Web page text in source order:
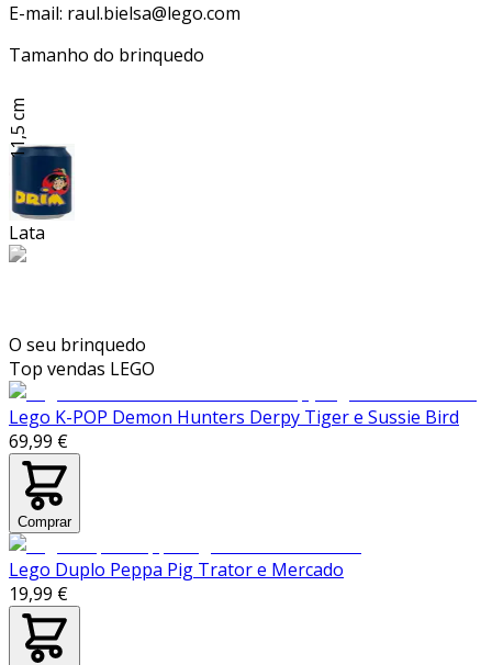
E-mail: raul.bielsa@lego.com
Tamanho do brinquedo
11,5 cm
Lata
O seu brinquedo
Top vendas LEGO
Lego K-POP Demon Hunters Derpy Tiger e Sussie Bird
69,99 €
Comprar
Lego Duplo Peppa Pig Trator e Mercado
19,99 €